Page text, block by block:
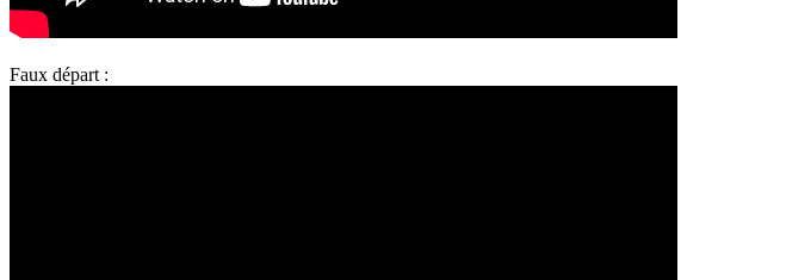
Faux départ :